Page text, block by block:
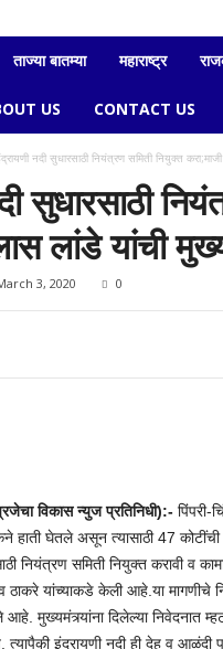
ताज्या बातम्या महाराष्ट्र
US CONTACT US
नदी सुधारसाठी नियंत्रण समिती नियुक्त
सुधारसाठी
लांडे यांची
3, 2020 0
विकास न्युज प्रतिनिधी):-पिंपरी-
हाती घेतले असून त्यासाठी 47
नियंत्रण समिती नियुक्त करावी व
ठाकरे यांच्याकडे केली आहे.या मागणीचे
आहे. मुख्यमंत्र्यांना दिलेल्या निवेदनात
त्यापैकी इंद्रायणी नदी ही देहू व